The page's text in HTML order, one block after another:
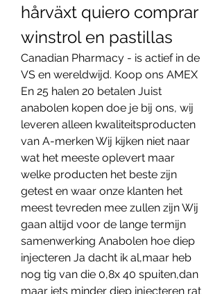
hårväxt quiero comprar
winstrol en pastillas
Canadian Pharmacy - is actief in de
VS en wereldwijd. Koop ons AMEX
En 25 halen 20 betalen Juist
anabolen kopen doe je bij ons, wij
leveren alleen kwaliteitsproducten
van A-merken Wij kijken niet naar
wat het meeste oplevert maar
welke producten het beste zijn
getest en waar onze klanten het
meest tevreden mee zullen zijn Wij
gaan altijd voor de lange termijn
samenwerking Anabolen hoe diep
injecteren Ja dacht ik al,maar heb
nog tig van die 0,8x 40 spuiten,dan
maar iets minder diep injecteren rat